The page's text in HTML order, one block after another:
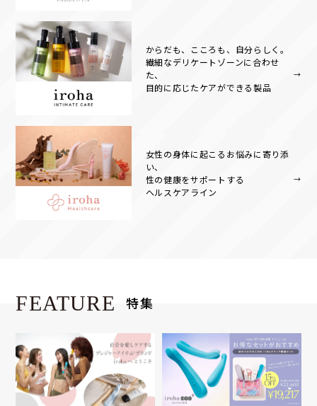
からだも、こころも、⾃分らしく。
繊細なデリケートゾーンに合わせ
た、
目的に応じたケアができる製品
女性の身体に起こるお悩みに寄り添
い、
性の健康をサポートする
ヘルスケアライン
FEATURE 特集